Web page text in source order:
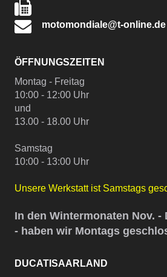
motomondiale@t-online.de
ÖFFNUNGSZEITEN
Montag - Freitag
10:00 - 12:00 Uhr
und
13.00 - 18.00 Uhr
Samstag
10:00 - 13:00 Uhr
Unsere Werkstatt ist Samstags
In den Wintermonaten Nov. -
- haben wir Montags
DUCATISAARLAND